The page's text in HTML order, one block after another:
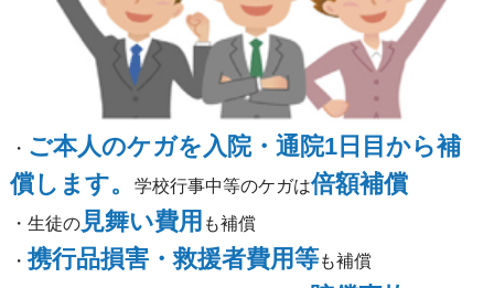
・ ご本人のケガを入院・通院1日目から補
償します。
学校行事中等のケガは倍額補償
・生徒の見舞い費用 も補償
・ 携行品損害・救援者費用等も補償